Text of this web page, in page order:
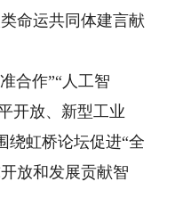
命运共同体建言献
合作”“人工智
开放、新型工业
绕虹桥论坛促进“全
放和发展贡献智